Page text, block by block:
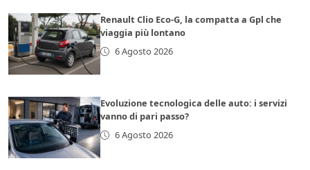
Renault Clio Eco-G, la compatta a Gpl che
viaggia più lontano
6 Agosto 2026
Evoluzione tecnologica delle auto: i servizi
vanno di pari passo?
6 Agosto 2026